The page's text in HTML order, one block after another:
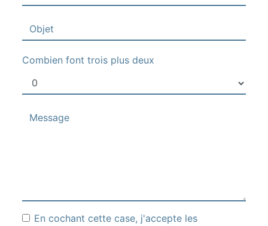
Combien font trois plus deux
En cochant cette case, j'accepte les